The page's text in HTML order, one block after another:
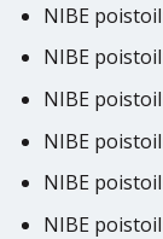
NIBE
NIBE
NIBE
NIBE
NIBE
NIBE